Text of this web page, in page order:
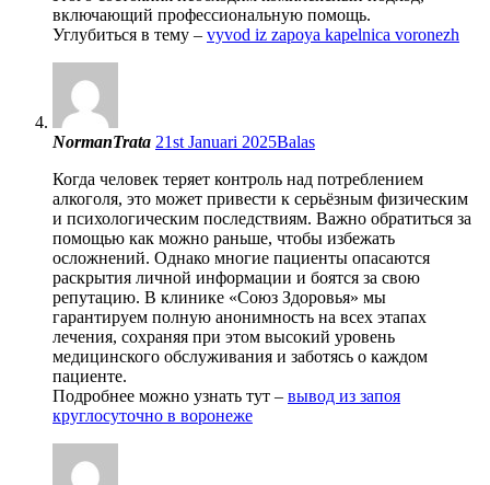
включающий профессиональную помощь.
Углубиться в тему – vyvod iz zapoya kapelnica voronezh
NormanTrata 21st Januari 2025Balas
Когда человек теряет контроль над потреблением
алкоголя, это может привести к серьёзным физическим
и психологическим последствиям. Важно обратиться за
помощью как можно раньше, чтобы избежать
осложнений. Однако многие пациенты опасаются
раскрытия личной информации и боятся за свою
репутацию. В клинике «Союз Здоровья» мы
гарантируем полную анонимность на всех этапах
лечения, сохраняя при этом высокий уровень
медицинского обслуживания и заботясь о каждом
пациенте.
Подробнее можно узнать тут – вывод из запоя
круглосуточно в воронеже